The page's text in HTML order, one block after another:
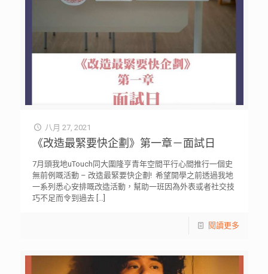
八月 27, 2021
《改造最緊要快企劃》第一章－面試日
7月頭我地uTouch同大圍隆亨青年空間平行心間推行一個史
無前例嘅活動 – 改造最緊要快企劃! ⁡ 希望開學之前透過我地
一系列悉心安排嘅改造活動，幫助一班因為外表或者社交技
巧不足而令到過去[…]
閱讀更多